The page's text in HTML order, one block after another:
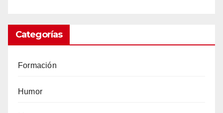
Categorías
Formación
Humor